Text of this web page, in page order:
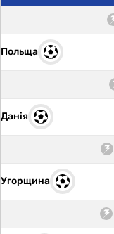
Польща
Данія
Угорщина